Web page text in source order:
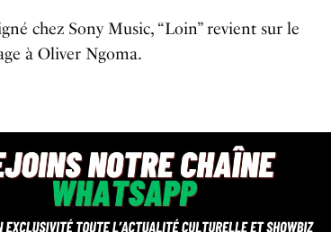
chez Sony Music, “Loin” revient sur le
à Oliver Ngoma.